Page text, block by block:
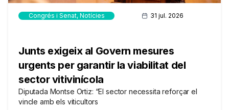
Congrés i Senat, Notícies 31 jul. 2026
Junts exigeix al Govern mesures
urgents per garantir la viabilitat del
sector vitivinícola
Diputada Montse Ortiz: “El sector necessita reforçar el
vincle amb els viticultors